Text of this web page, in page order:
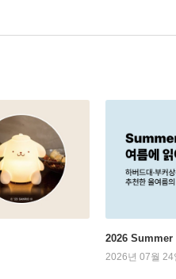
2026 Summer
2026년 07월 24